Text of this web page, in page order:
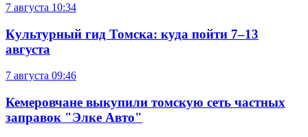
7 августа 10:34
Культурный гид Томска: куда пойти 7–13
августа
7 августа 09:46
Кемеровчане выкупили томскую сеть частных
заправок "Элке Авто"